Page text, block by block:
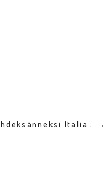
Italia… →